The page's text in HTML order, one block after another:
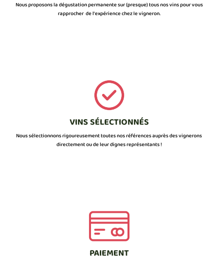
Nous proposons la dégustation permanente sur (presque) tous nos vins pour vous
rapprocher de l’expérience chez le vigneron.
VINS SÉLECTIONNÉS
Nous sélectionnons rigoureusement toutes nos références auprès des vignerons
directement ou de leur dignes représentants !
PAIEMENT